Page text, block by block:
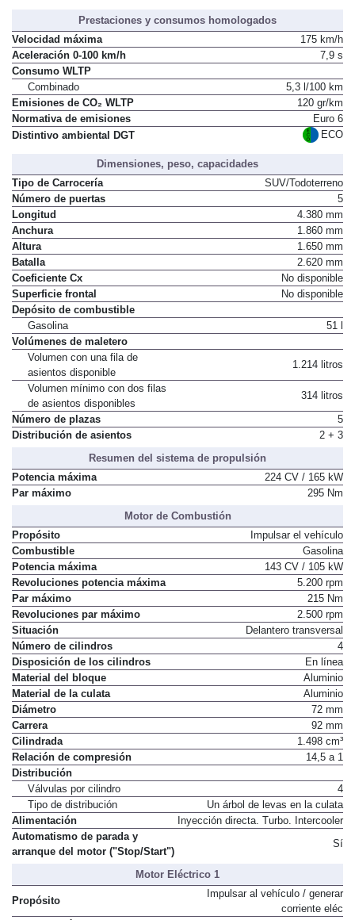
Prestaciones y consumos homologados
Velocidad máxima
175 km/h
Aceleración 0-100 km/h
7,9 s
Consumo WLTP
Combinado
5,3 l/100 km
Emisiones de CO₂ WLTP
120 gr/km
Normativa de emisiones
Euro 6
Distintivo ambiental DGT
ECO
Dimensiones, peso, capacidades
Tipo de Carrocería
SUV/Todoterreno
Número de puertas
5
Longitud
4.380 mm
Anchura
1.860 mm
Altura
1.650 mm
Batalla
2.620 mm
Coeficiente Cx
No disponible
Superficie frontal
No disponible
Depósito de combustible
Gasolina
51 l
Volúmenes de maletero
Volumen con una fila de
asientos disponible
1.214 litros
Volumen mínimo con dos filas
de asientos disponibles
314 litros
Número de plazas
5
Distribución de asientos
2 + 3
Resumen del sistema de propulsión
Potencia máxima
224 CV / 165 kW
Par máximo
295 Nm
Motor de Combustión
Propósito
Impulsar el vehículo
Combustible
Gasolina
Potencia máxima
143 CV / 105 kW
Revoluciones potencia máxima
5.200 rpm
Par máximo
215 Nm
Revoluciones par máximo
2.500 rpm
Situación
Delantero transversal
Número de cilindros
4
Disposición de los cilindros
En línea
Material del bloque
Aluminio
Material de la culata
Aluminio
Diámetro
72 mm
Carrera
92 mm
Cilindrada
1.498 cm³
Relación de compresión
14,5 a 1
Distribución
Válvulas por cilindro
4
Tipo de distribución
Un árbol de levas en la culata
Alimentación
Inyección directa. Turbo. Intercooler
Automatismo de parada y
arranque del motor ("Stop/Start")
Sí
Motor Eléctrico 1
Propósito
Impulsar al vehículo / generar
corriente eléc